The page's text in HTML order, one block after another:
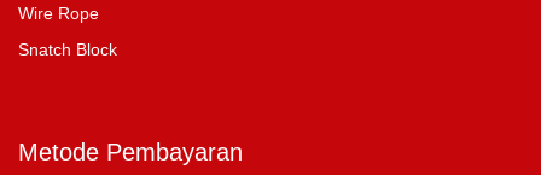
Wire Rope
Snatch Block
Metode Pembayaran